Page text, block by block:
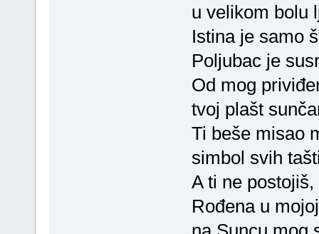
u velikom bolu
Istina je samo
Poljubac je
Od mog
tvoj plašt
Ti beše misao
simbol svih
A ti ne
Rođena u